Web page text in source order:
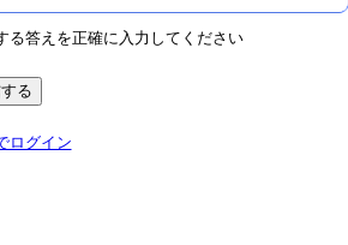
る答えを正確に入力してください
ログイン